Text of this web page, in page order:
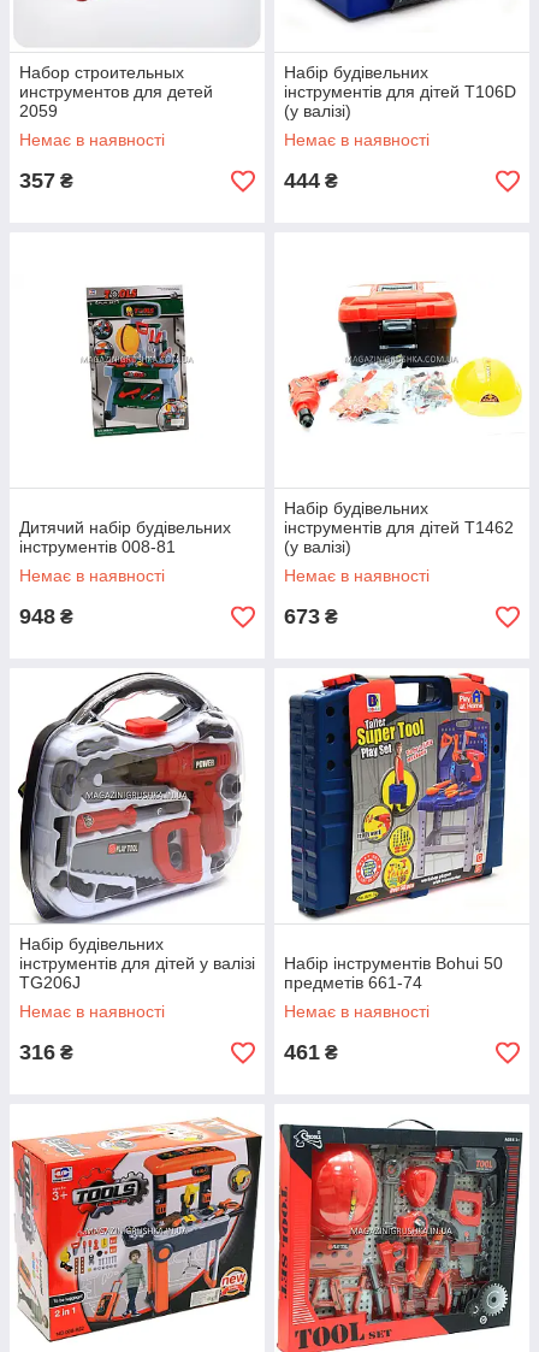
Набор строительных
инструментов для детей
2059
Немає в наявності
357 ₴
Набір будівельних
інструментів для дітей T106D
(у валізі)
Немає в наявності
444 ₴
Дитячий набір будівельних
інструментів 008-81
Немає в наявності
948 ₴
Набір будівельних
інструментів для дітей T1462
(у валізі)
Немає в наявності
673 ₴
Набір будівельних
інструментів для дітей у валізі
TG206J
Немає в наявності
316 ₴
Набір інструментів Bohui 50
предметів 661-74
Немає в наявності
461 ₴